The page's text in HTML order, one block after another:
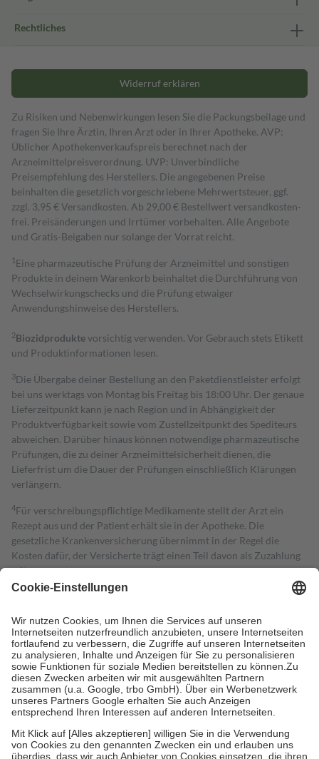
Rechtliches
Widerruf erklären
Zu Risiken und Nebenwirkungen lesen Sie die Packungsbeilage und
fragen Sie Ihre Ärztin, Ihren Arzt oder in Ihrer Apotheke. AVP:
Üblicher Apothekenverkaufspreis berechnet nach der
Arzneimittelpreisverordnung. UVP: Unverbindliche
Preisempfehlung des Herstellers. Die angegebenen Preise
beinhalten die gesetzlich vorgeschriebene Mehrwertsteuer, ggf.
zzgl. 3,95 € Versandkosten. Ab 29,00 € Bestell­wert versand­kosten­
frei. Preisänderungen und Irrtümer vorbehalten. Alle Angebote
und Gratis-Beigaben nur solange der Vorrat reicht.
1 Eine pharmazeutische Prüfung der Arzneimittel und sonstigen
Produkte in deinem Warenkorb beinhaltet die Durchführung von
Wechselwirkungschecks und die Prüfung etwaiger
Anwendungshinweise des Herstellers.
2Biozidproduktevorsichtig verwenden. Vor Gebrauch stets Etikett
und Produktinformationen lesen.
3Die Übergabe deiner Bestellung an den Paketdienstleister erfolgt
bei uns werktags von Montag bis Freitag bis 18:00 Uhr. Der genaue
Lieferzeitpunkt kann je nach Region und in Abhängigkeit der
Produktverfügbarkeit sowie vom Zustellzeitpunkt des Spediteurs
abweichen. Darüber hinaus können notwendige pharmazeutische
Prüfungen, die zu deiner Arzneimittelsicherheit dienen, die
Lieferfrist um die Dauer der Prüfungen einschließlich Klärungen
verlängern.
4Für verschreibungspflichtige Medikamente stellt der Arzt ein
Rezept aus und der Patient erhält sie in der Apotheke. Die
gesetzliche Krankenversicherung übernimmt in der Regel die
Kosten dafür, der Versicherte trägt einen Teil davon als Zuzahlung
mit.
Grundsätzlich leisten Mitglieder Zuzahlungen in Höhe von zehn
höchstens zehn Euro.
Es sind jedoch nie mehr als die tatsächlichen
Kosten der Leistung zu entrichten.
Diese Regeln gelten grundsätzlich auch für Online-Apotheken.
Bei Heilmitteln und häuslicher Krankenpflege beträgt die
Zuzahlung zehn Prozent der Kosten sowie zehn Euro je
Verordnung.
Um das Engagement der Versicherten für ihre eigene Gesundheit zu
stärken und die besondere Stellung der Familie zu unterstützen,
fallenkeine Zuzahlungenan bei:
• Kindern und Jugendlichen bis zum vollendeten 18. Lebensjahr